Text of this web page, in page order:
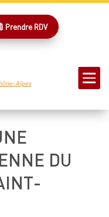
Prendre RDV
Alpes 
DU